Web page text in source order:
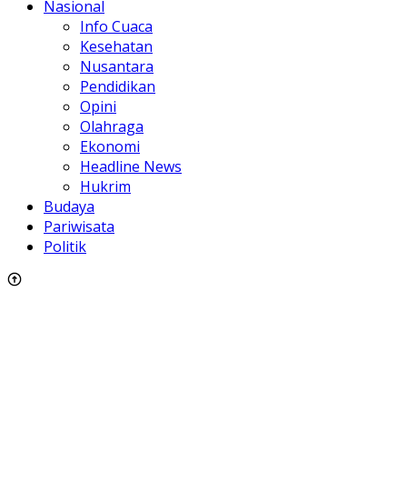
Nasional
Info Cuaca
Kesehatan
Nusantara
Pendidikan
Opini
Olahraga
Ekonomi
Headline News
Hukrim
Budaya
Pariwisata
Politik